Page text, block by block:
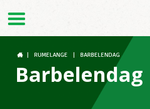
DE
RUMELANGE BARBELENDAG
Barbelendag